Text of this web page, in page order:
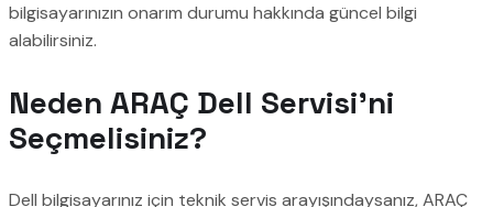
bilgisayarınızın onarım durumu hakkında güncel bilgi
alabilirsiniz.
Neden ARAÇ Dell Servisi’ni
Seçmelisiniz?
Dell bilgisayarınız için teknik servis arayışındaysanız, ARAÇ